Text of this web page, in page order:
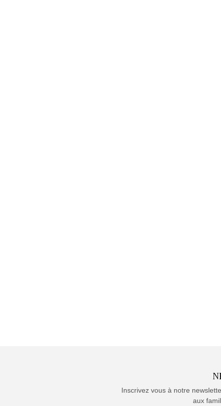
Inscrivez vous à notre
aux